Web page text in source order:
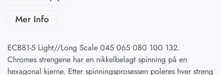
Mer Info
ECB81-5 Light//Long Scale 045 065 080 100 132.
Chromes strengene har en nikkelbelagt spinning på en
hexagonal kjerne. Etter spinningsprosessen poleres hver streng